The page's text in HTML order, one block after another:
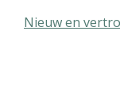
Nieuw en